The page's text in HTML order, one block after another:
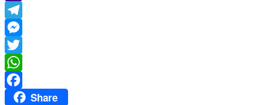
Yahoo
Mail
Telegram
Messenger
Twitter
WhatsApp
FacebookShare